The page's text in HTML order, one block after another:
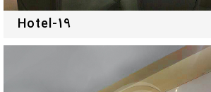
Hotel-19